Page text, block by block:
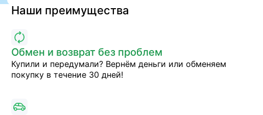
Наши преимущества
Обмен и возврат без проблем
Купили и передумали? Вернём деньги или обменяем
покупку в течение 30 дней!